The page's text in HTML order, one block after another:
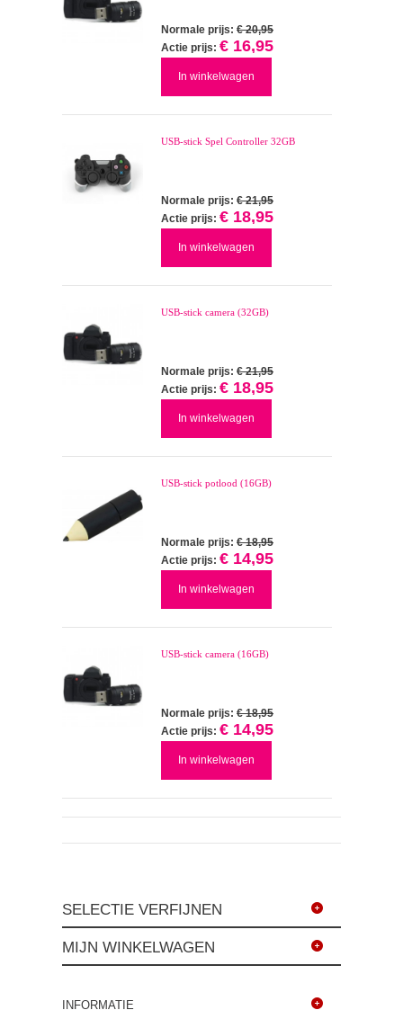
Normale prijs: € 20,95
Actie prijs: € 16,95
In winkelwagen
USB-stick Spel Controller 32GB
Normale prijs: € 21,95
Actie prijs: € 18,95
In winkelwagen
USB-stick camera (32GB)
Normale prijs: € 21,95
Actie prijs: € 18,95
In winkelwagen
USB-stick potlood (16GB)
Normale prijs: € 18,95
Actie prijs: € 14,95
In winkelwagen
USB-stick camera (16GB)
Normale prijs: € 18,95
Actie prijs: € 14,95
In winkelwagen
SELECTIE VERFIJNEN
MIJN WINKELWAGEN
INFORMATIE